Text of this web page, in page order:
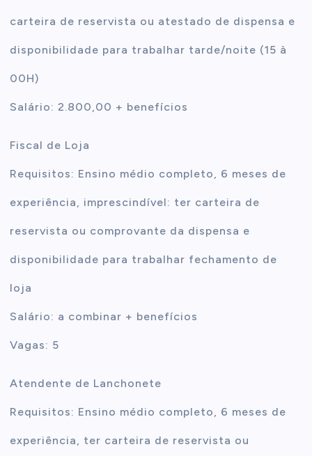
carteira de reservista ou atestado de dispensa e
disponibilidade para trabalhar tarde/noite (15 à
00H)
Salário: 2.800,00 + benefícios
Fiscal de Loja
Requisitos: Ensino médio completo, 6 meses de
experiência, imprescindível: ter carteira de
reservista ou comprovante da dispensa e
disponibilidade para trabalhar fechamento de
loja
Salário: a combinar + benefícios
Vagas: 5
Atendente de Lanchonete
Requisitos: Ensino médio completo, 6 meses de
experiência, ter carteira de reservista ou